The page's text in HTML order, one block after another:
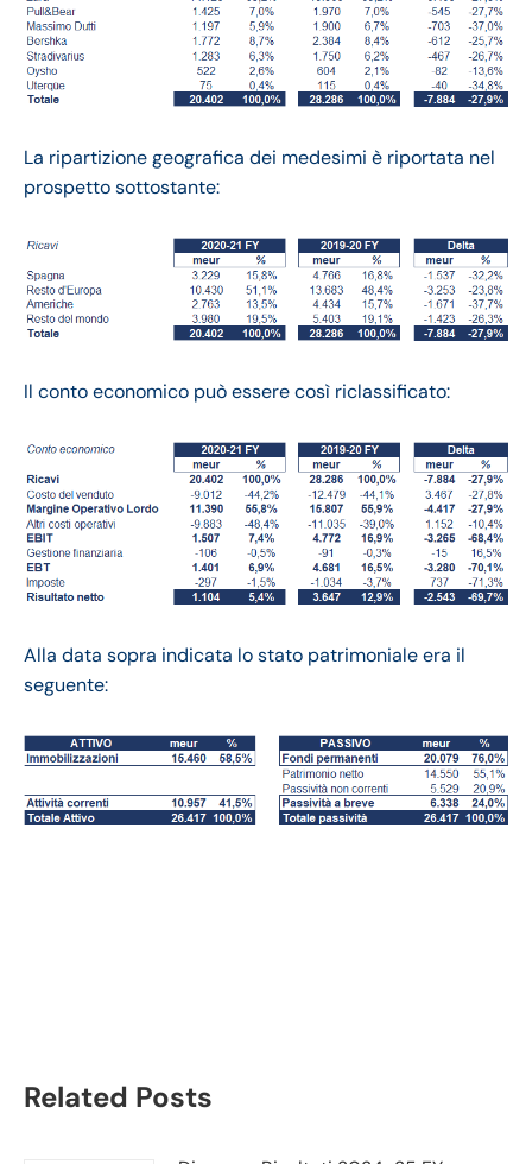
La ripartizione geografica dei medesimi è riportata nel
prospetto sottostante:
Il conto economico può essere così riclassificato:
Alla data sopra indicata lo stato patrimoniale era il
seguente:
Related Posts